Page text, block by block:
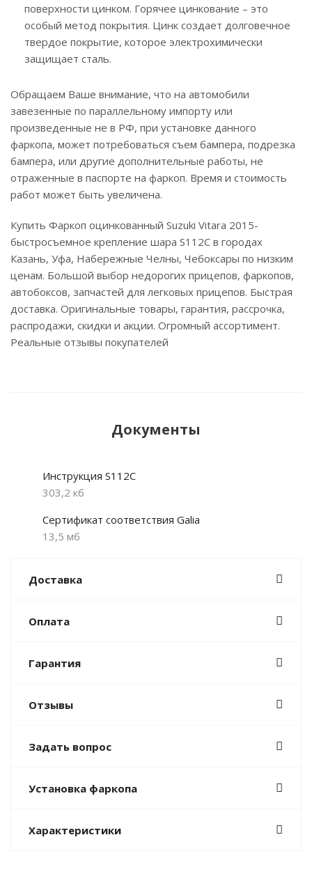
поверхности цинком. Горячее цинкование – это
особый метод покрытия. Цинк создает долговечное
твердое покрытие, которое электрохимически
защищает сталь.
Обращаем Ваше внимание, что на автомобили
завезенные по параллельному импорту или
произведенные не в РФ, при установке данного
фаркопа, может потребоваться съем бампера, подрезка
бампера, или другие дополнительные работы, не
отраженные в паспорте на фаркоп. Время и стоимость
работ может быть увеличена.
Купить Фаркоп оцинкованный Suzuki Vitara 2015-
быстросъемное крепление шара S112C в городах
Казань, Уфа, Набережные Челны, Чебоксары по низким
ценам. Большой выбор недорогих прицепов, фаркопов,
автобоксов, запчастей для легковых прицепов. Быстрая
доставка. Оригинальные товары, гарантия, рассрочка,
распродажи, скидки и акции. Огромный ассортимент.
Реальные отзывы покупателей
Документы
Инструкция S112C
303,2 кб
Сертификат соответствия Galia
13,5 мб
Доставка
Оплата
Гарантия
Отзывы
Задать вопрос
Установка фаркопа
Характеристики